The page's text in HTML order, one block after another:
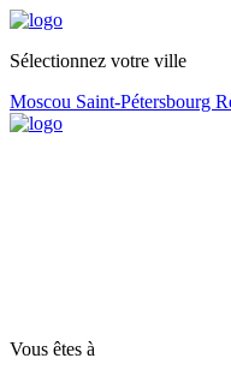
Sélectionnez votre ville
Moscou Saint-Pétersbourg
Vous êtes à